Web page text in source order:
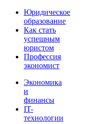
Юридическое
образование
Как стать
успешным
юристом
Профессия
экономист
Экономика
и
финансы
IT-
технологии